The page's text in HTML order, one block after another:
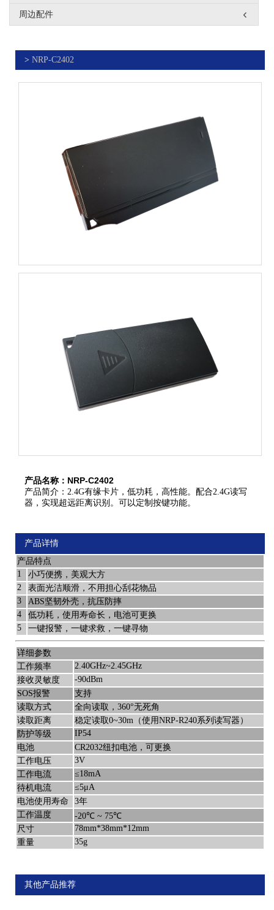
周边配件
> NRP-C2402
产品名称：NRP-C2402
产品简介：2.4G有缘卡片，低功耗，高性能。配合2.4G读写
器，实现超远距离识别。可以定制按键功能。
产品详情
产品特点
1
小巧便携，美观大方
2
表面光洁顺滑，不用担心刮花物品
3
ABS坚韧外壳，抗压防摔
4
低功耗，使用寿命长，电池可更换
5
一键报警，一键求救，一键寻物
详细参数
工作频率
2.40GHz~2.45GHz
接收灵敏度
-90dBm
SOS报警
支持
读取方式
全向读取，360°无死角
读取距离
稳定读取0~30m（使用NRP-R240系列读写器）
防护等级
IP54
电池
CR2032纽扣电池，可更换
工作电压
3V
工作电流
≤18mA
待机电流
≤5μA
电池使用寿命
3年
工作温度
-20℃ ~ 75℃
尺寸
78mm*38mm*12mm
重量
35g
其他产品推荐